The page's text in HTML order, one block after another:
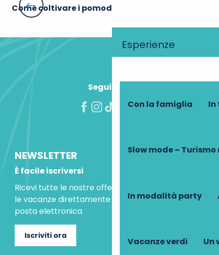
Esperienze
Con la famiglia In
Slow mode –
In modalità party
Vacanze verdi Un
Come coltivare i pomodori con successo
Seguiteci!
NEWSLETTER
È facile iscriversi
Ricevi tutte le nostre offerte speciali e le idee per
le vacanze direttamente nella tua casella di
posta elettronica.
Iscriviti ora